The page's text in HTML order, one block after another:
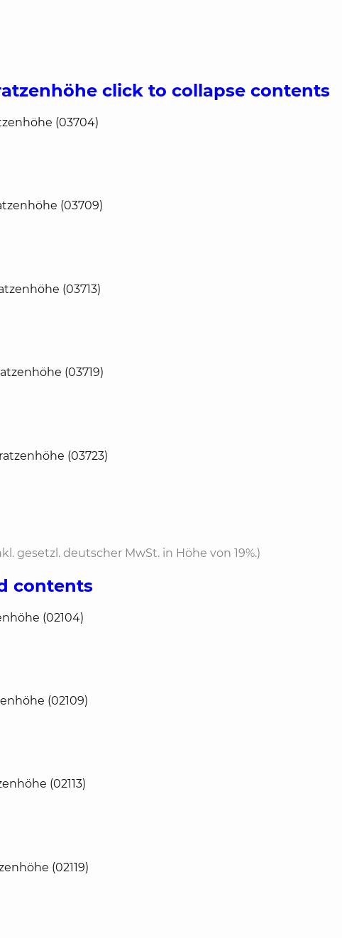
click to collapse contents
(03704)
(03709)
(03713)
(03719)
(03723)
gesetzl. deutscher MwSt. in Höhe von 19%.)
contents
(02104)
(02109)
(02113)
(02119)